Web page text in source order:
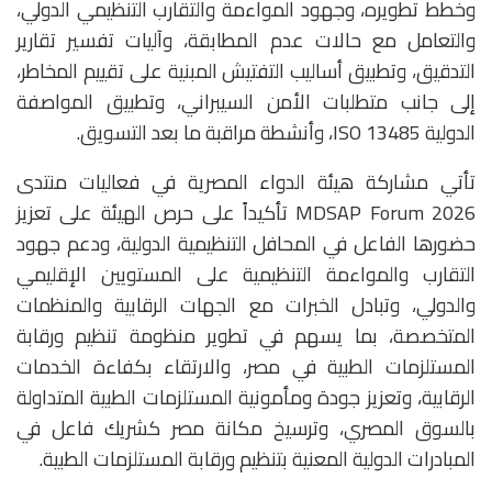
وخطط تطويره، وجهود المواءمة والتقارب التنظيمي الدولي،
والتعامل مع حالات عدم المطابقة، وآليات تفسير تقارير
التدقيق، وتطبيق أساليب التفتيش المبنية على تقييم المخاطر،
إلى جانب متطلبات الأمن السيبراني، وتطبيق المواصفة
الدولية ISO 13485، وأنشطة مراقبة ما بعد التسويق.
تأتي مشاركة هيئة الدواء المصرية في فعاليات منتدى
MDSAP Forum 2026 تأكيداً على حرص الهيئة على تعزيز
حضورها الفاعل في المحافل التنظيمية الدولية، ودعم جهود
التقارب والمواءمة التنظيمية على المستويين الإقليمي
والدولي، وتبادل الخبرات مع الجهات الرقابية والمنظمات
المتخصصة، بما يسهم في تطوير منظومة تنظيم ورقابة
المستلزمات الطبية في مصر، والارتقاء بكفاءة الخدمات
الرقابية، وتعزيز جودة ومأمونية المستلزمات الطبية المتداولة
بالسوق المصري، وترسيخ مكانة مصر كشريك فاعل في
المبادرات الدولية المعنية بتنظيم ورقابة المستلزمات الطبية.